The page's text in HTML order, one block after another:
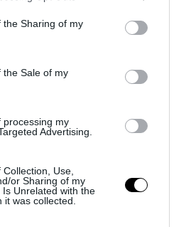
usage behaviour. You may click to
Google and its third-party tags to
purposes in below Google
the Sharing of my
the Sale of my
processing my
Advertising.
Use,
or Sharing of my
Unrelated with the
was collected.
αποζημιώσεις και
ΗΠΑ